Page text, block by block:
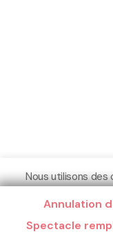
Nous utilisons des
Plus
Annulation
Spectacle